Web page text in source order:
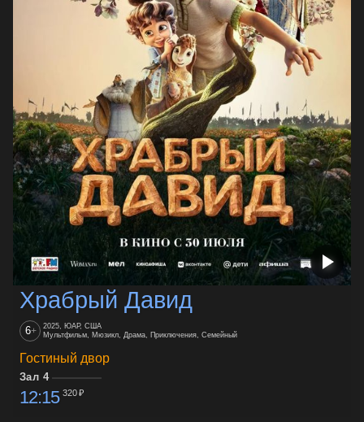
Храбрый Давид
6+
2025, ЮАР, США
Мультфильм, Мюзикл, Драма, Приключения, Семейный
Гостиный двор
Зал 4
12:15 320 ₽